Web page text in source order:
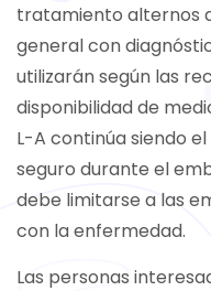
tratamiento alternos
general con
utilizarán según las
disponibilidad de
L-A continúa siendo
seguro durante el
debe limitarse a las
con la enfermedad.
Las personas